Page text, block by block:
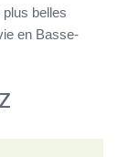
belles
en Basse-